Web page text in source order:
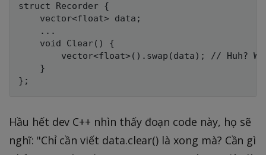
struct Recorder {
    vector<float> data;
    ...
    void Clear() {
vector<float>().swap(data); // Huh?
    }
Hầu hết dev C++ nhìn thấy đoạn code này, họ sẽ
nghĩ: "Chỉ cần viết data.clear() là xong mà? Cần gì